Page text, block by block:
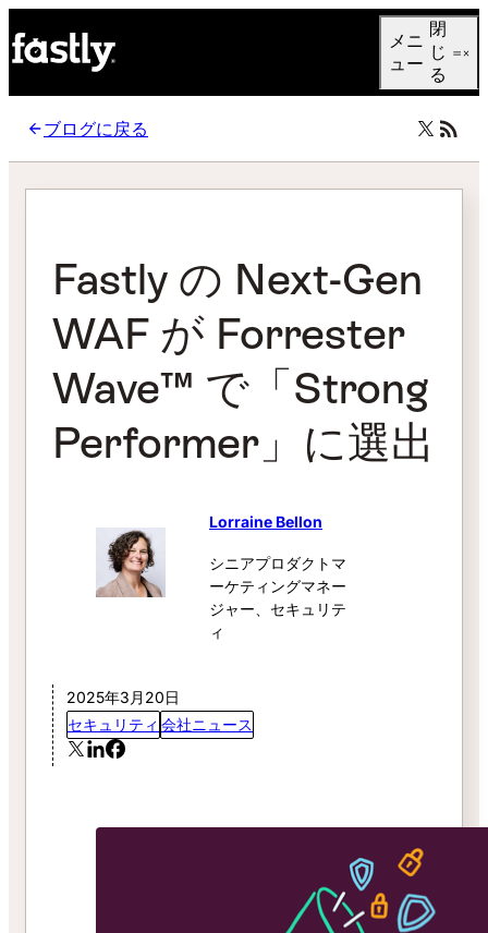
メニ
ュー
閉
じ
る
ブログに戻る
Fastly の Next-Gen
WAF が Forrester
Wave™ で「Strong
Performer」に選出
Lorraine Bellon
シニアプロダクトマ
ーケティングマネー
ジャー、セキュリテ
ィ
2025年3月20日
セキュリティ 会社ニュース